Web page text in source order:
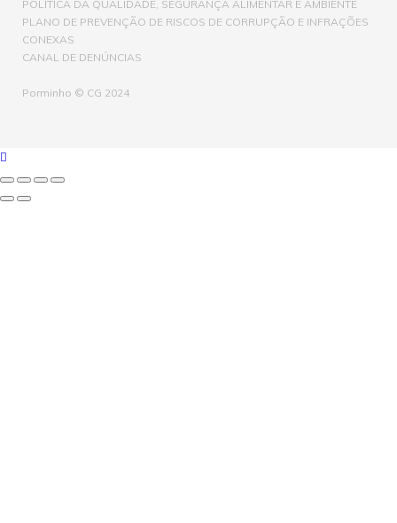
POLÍTICA DA QUALIDADE, SEGURANÇA ALIMENTAR E AMBIENTE
PLANO DE PREVENÇÃO DE RISCOS DE CORRUPÇÃO E INFRAÇÕES
CONEXAS
CANAL DE DENÚNCIAS
Porminho © CG 2024